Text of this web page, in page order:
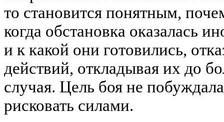
то становится понятным,
когда обстановка оказалась
и к какой они готовились,
действий, откладывая их до
случая. Цель боя не
рисковать силами.